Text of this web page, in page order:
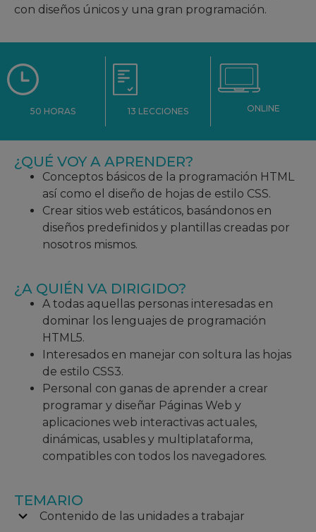
con diseños únicos y una gran programación.
50 HORAS 13 LECCIONES ONLINE
¿QUÉ VOY A APRENDER?
Conceptos básicos de la programación HTML
así como el diseño de hojas de estilo CSS.
Crear sitios web estáticos, basándonos en
diseños predefinidos y plantillas creadas por
nosotros mismos.
¿A QUIÉN VA DIRIGIDO?
A todas aquellas personas interesadas en
dominar los lenguajes de programación
HTML5.
Interesados en manejar con soltura las hojas
de estilo CSS3.
Personal con ganas de aprender a crear
programar y diseñar Páginas Web y
aplicaciones web interactivas actuales,
dinámicas, usables y multiplataforma,
compatibles con todos los navegadores.
TEMARIO
Contenido de las unidades a trabajar